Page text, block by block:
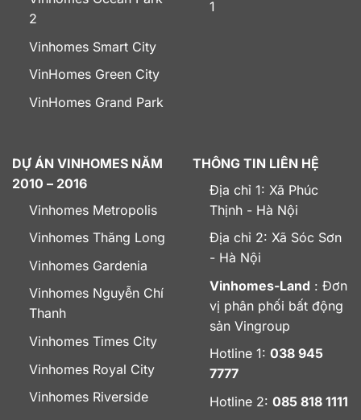
2
Vinhomes Smart City
VinHomes Green City
VinHomes Grand Park
1
DỰ ÁN VINHOMES NĂM
2010 – 2016
Vinhomes Metropolis
Vinhomes Thăng Long
Vinhomes Gardenia
Vinhomes Nguyễn Chí
Thanh
Vinhomes Times City
Vinhomes Royal City
Vinhomes Riverside
THÔNG TIN LIÊN HỆ
Địa chỉ 1: Xã Phúc
Thịnh - Hà Nội
Địa chỉ 2: Xã Sóc Sơn
- Hà Nội
Vinhomes-Land : Đơn
vị phân phối bất động
sản Vingroup
Hotline 1: 038 945
7777
Hotline 2: 085 818 1111